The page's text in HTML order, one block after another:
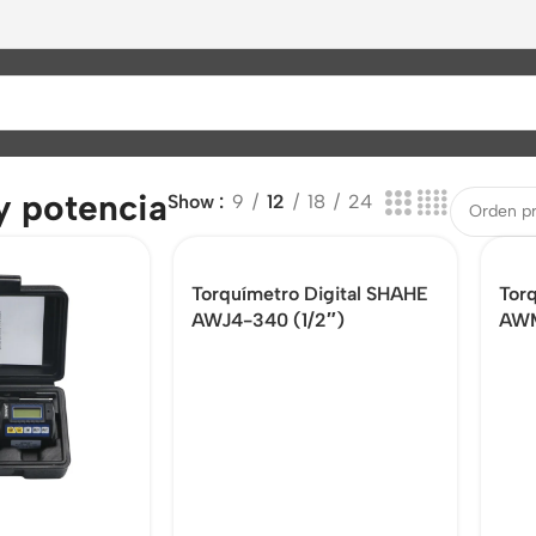
potenciaShow 9 12 18 24
Torquímetro Digital SHAHE
AWJ4-340 (1/2″)